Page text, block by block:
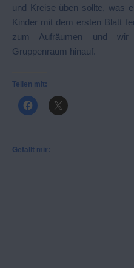
und Kreise üben sollte, was
Kinder mit dem ersten Blatt
zum Aufräumen und
Gruppenraum hinauf.
Teilen mit:
Gefällt mir: